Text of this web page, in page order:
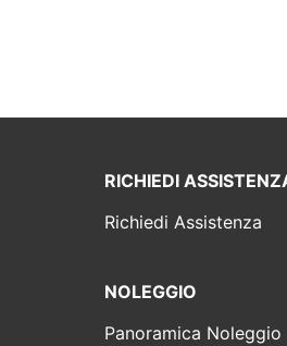
RICHIEDI
Richiedi Assistenza
NOLEGGIO
Panoramica Noleggio